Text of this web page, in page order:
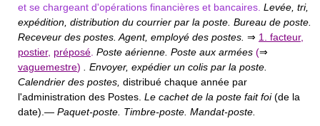
et se chargeant d'opérations financières et bancaires. Levée, tri,
expédition, distribution du courrier par la poste. Bureau de poste.
Receveur des postes. Agent, employé des postes. ⇒ 1. facteur,
postier, préposé Poste aérienne. Poste aux armées (⇒
vaguemestre) . Envoyer, expédier un colis par la poste.
Calendrier des postes, distribué chaque année par
l'administration des Postes. Le cachet de la poste fait foi(de la
date). — Paquet-poste. Timbre-poste. Mandat-poste.